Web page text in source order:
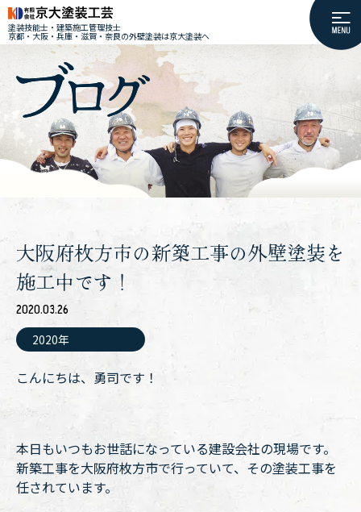
塗装技能士・建築施工管理技士
京都・大阪・兵庫・滋賀・奈良の外壁塗装は京大塗装へ
大阪府枚方市の新築工事の外壁塗装を
施工中です！
2020.03.26
2020年
こんにちは、勇司です！
本日もいつもお世話になっている建設会社の現場です。
新築工事を大阪府枚方市で行っていて、その塗装工事を
任されています。